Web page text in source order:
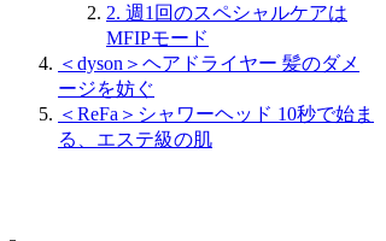
2. 週1回のスペシャルケアは
MFIPモード
＜dyson＞ヘアドライヤー 髪のダメ
ージを妨ぐ
＜ReFa＞シャワーヘッド 10秒で始ま
る、エステ級の肌